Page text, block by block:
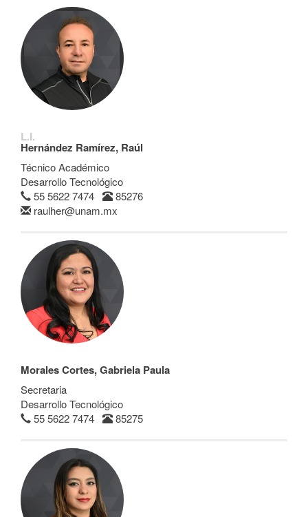
L.I.
Hernández Ramírez, Raúl
Técnico Académico
Desarrollo Tecnológico
55 5622 7474
85276
raulher@unam.mx
Morales Cortes, Gabriela Paula
Secretaria
Desarrollo Tecnológico
55 5622 7474
85275